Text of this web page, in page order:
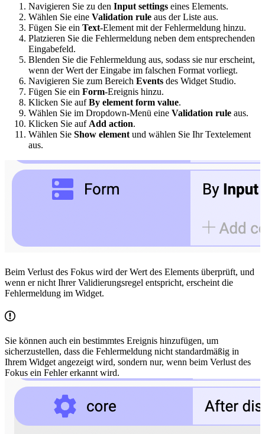
Navigieren Sie zu den Input settings eines Elements.
Wählen Sie eine Validation rule aus der Liste aus.
Fügen Sie ein Text-Element mit der Fehlermeldung hinzu.
Platzieren Sie die Fehlermeldung neben dem entsprechenden
Eingabefeld.
Blenden Sie die Fehlermeldung aus, sodass sie nur erscheint,
wenn der Wert der Eingabe im falschen Format vorliegt.
Navigieren Sie zum Bereich Events des Widget Studio.
Fügen Sie ein Form-Ereignis hinzu.
Klicken Sie aufBy element form value.
Wählen Sie im Dropdown-Menü eine Validation rule aus.
Klicken Sie auf Add action.
Wählen Sie Show element und wählen Sie Ihr Textelement
aus.
Beim Verlust des Fokus wird der Wert des Elements überprüft, und
wenn er nicht Ihrer Validierungsregel entspricht, erscheint die
Fehlermeldung im Widget.
Sie können auch ein bestimmtes Ereignis hinzufügen, um
sicherzustellen, dass die Fehlermeldung nicht standardmäßig in
Ihrem Widget angezeigt wird, sondern nur, wenn beim Verlust des
Fokus ein Fehler erkannt wird.